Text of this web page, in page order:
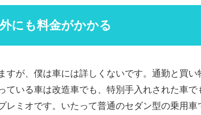
にも料金がかかる
すが、僕は車には詳しくないです。通勤と買
ている車は改造車でも、特別手入れされた車
レミオです。いたって普通のセダン型の乗用車